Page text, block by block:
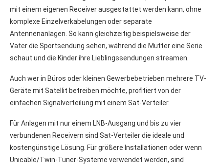
mit einem eigenen Receiver ausgestattet werden kann, ohne
komplexe Einzelverkabelungen oder separate
Antennenanlagen. So kann gleichzeitig beispielsweise der
Vater die Sportsendung sehen, während die Mutter eine Serie
schaut und die Kinder ihre Lieblingssendungen streamen.
Auch wer in Büros oder kleinen Gewerbebetrieben mehrere TV-
Geräte mit Satellit betreiben möchte, profitiert von der
einfachen Signalverteilung mit einem Sat-Verteiler.
Für Anlagen mit nur einem LNB-Ausgang und bis zu vier
verbundenen Receivern sind Sat-Verteiler die ideale und
kostengünstige Lösung. Für größere Installationen oder wenn
Unicable/Twin-Tuner-Systeme verwendet werden, sind